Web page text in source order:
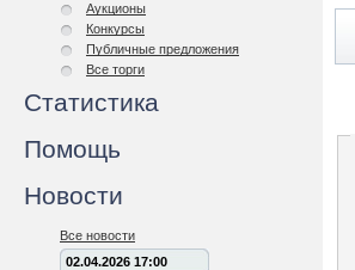
Аукционы
Конкурсы
Публичные предложения
Все торги
Статистика
Помощь
Новости
Все новости
02.04.2026 17:00